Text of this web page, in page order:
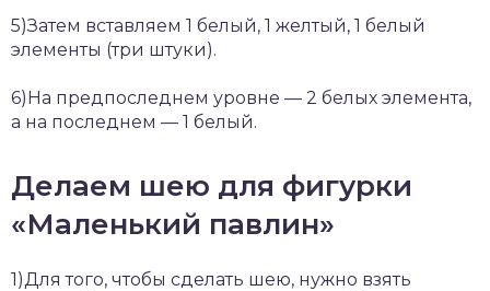
5)Затем вставляем 1 белый, 1 желтый, 1 белый
элементы (три штуки).
6)На предпоследнем уровне — 2 белых элемента,
а на последнем — 1 белый.
Делаем шею для фигурки
«Маленький павлин»
1)Для того, чтобы сделать шею, нужно взять